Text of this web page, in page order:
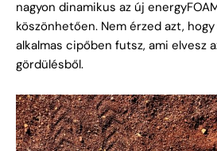
nagyon dinamikus az új
köszönhetően. Nem érzed azt,
alkalmas cipőben futsz, ami elvesz
gördülésből.